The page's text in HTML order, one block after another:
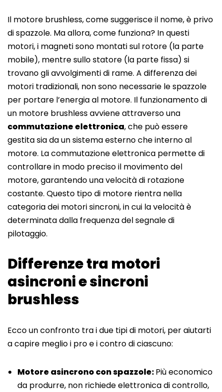
Il motore brushless, come suggerisce il nome, è privo
di spazzole. Ma allora, come funziona? In questi
motori, i magneti sono montati sul rotore (la parte
mobile), mentre sullo statore (la parte fissa) si
trovano gli avvolgimenti di rame. A differenza dei
motori tradizionali, non sono necessarie le spazzole
per portare l’energia al motore. Il funzionamento di
un motore brushless avviene attraverso una
commutazione elettronica, che può essere
gestita sia da un sistema esterno che interno al
motore. La commutazione elettronica permette di
controllare in modo preciso il movimento del
motore, garantendo una velocità di rotazione
costante. Questo tipo di motore rientra nella
categoria dei motori sincroni, in cui la velocità è
determinata dalla frequenza del segnale di
pilotaggio.
Differenze tra motori
asincroni e sincroni
brushless
Ecco un confronto tra i due tipi di motori, per aiutarti
a capire meglio i pro e i contro di ciascuno:
Motore asincrono con spazzole:Più economico
da produrre, non richiede elettronica di controllo,